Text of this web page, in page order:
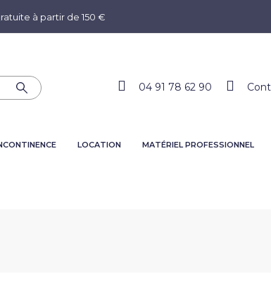
à partir de 150 €
04 91 78 62 90
LOCATION MATÉRIEL PROFESSIONNEL